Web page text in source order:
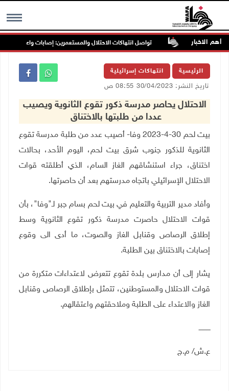
MENU أهم الاخبار
غرب جنين تواصل انتهاكات الاحتلال والمستعمرين: إصابات واعتقالات
الرئيسية انتهاكات إسرائيلية
تاريخ النشر: 30/04/2023 08:55 ص
الاحتلال يحاصر مدرسة ذكور تقوع الثانوية ويصيب
عددا من طلبتها بالاختناق
بيت لحم 30-4-2023 وفا- أصيب عدد من طلبة مدرسة تقوع
الثانوية للذكور جنوب شرق بيت لحم، اليوم الأحد، بحالات
اختناق، جراء استنشاقهم الغاز السام، الذي أطلقته قوات
الاحتلال الإسرائيلي باتجاه مدرستهم بعد أن حاصرتها.
وأفاد مدير التربية والتعليم في بيت لحم بسام جبر لـ"وفا"، بأن
قوات الاحتلال حاصرت مدرسة ذكور تقوع الثانوية وسط
إطلاق الرصاص وقنابل الغاز والصوت، ما أدى الى وقوع
إصابات بالاختناق بين الطلبة.
يشار إلى أن مدارس بلدة تقوع تتعرض لاعتداءات متكررة من
قوات الاحتلال والمستوطنين، تتمثل بإطلاق الرصاص وقنابل
الغاز والاعتداء على الطلبة وملاحقتهم واعتقالهم.
ـــــــــــ
ع.ش/ م.ج